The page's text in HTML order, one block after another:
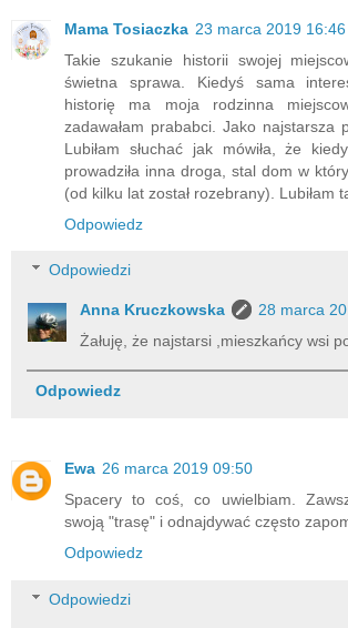
Mama Tosiaczka 23 marca 2019 16:46
Takie szukanie historii swojej
świetna sprawa. Kiedyś sama
historię ma moja rodzinna
zadawałam prababci. Jako najstarsza
Lubiłam słuchać jak mówiła, że
prowadziła inna droga, stal dom w
(od kilku lat został rozebrany). Lubiłam
Odpowiedz
Odpowiedzi
Anna Kruczkowska
28 marca
Żałuję, że najstarsi ,mieszkańcy wsi
Odpowiedz
Ewa 26 marca 2019 09:50
Spacery to coś, co uwielbiam.
swoją "trasę" i odnajdywać często
Odpowiedz
Odpowiedzi